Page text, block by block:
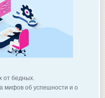
от бедных.
мифов об успешности и о